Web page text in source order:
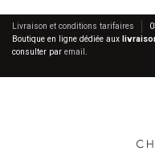
Livraison et conditions tarifaires
Boutique en ligne dédiée aux
consulter par email.